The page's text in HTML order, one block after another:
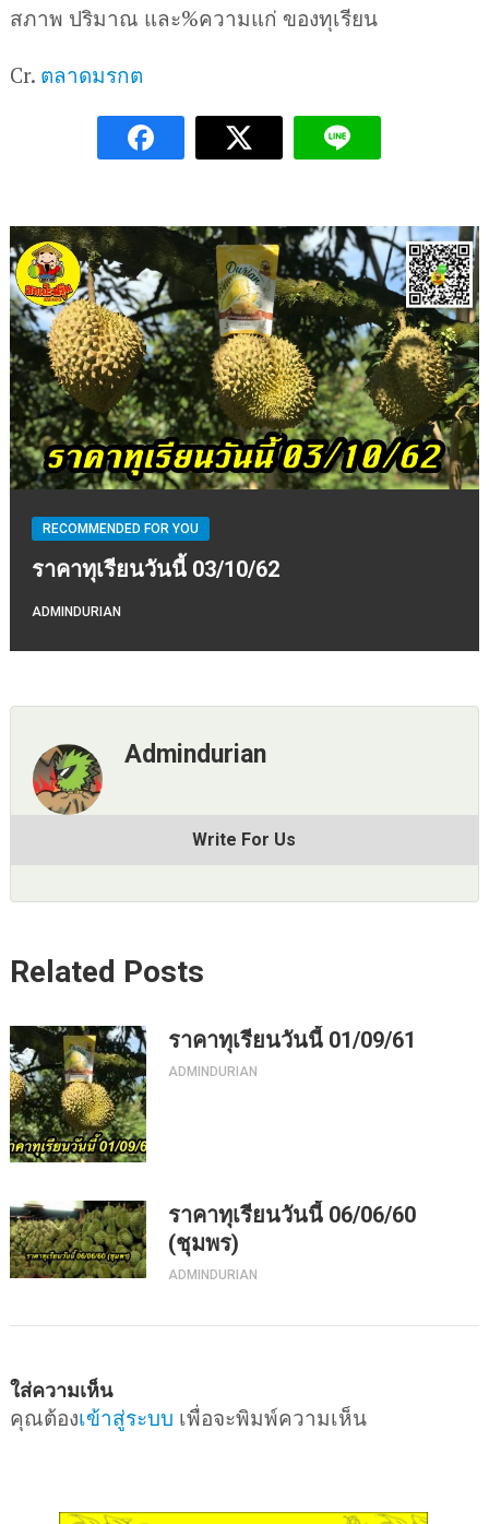
สภาพ ปริมาณ และ%ความแก่ ของทุเรียน
Cr. ตลาดมรกต
RECOMMENDED FOR YOU
ราคาทุเรียนวันนี้ 03/10/62
ADMINDURIAN
Admindurian
Write For Us
Related Posts
ราคาทุเรียนวันนี้ 01/09/61
ADMINDURIAN
ราคาทุเรียนวันนี้ 06/06/60
(ชุมพร)
ADMINDURIAN
ใส่ความเห็น
คุณต้องเข้าสู่ระบบ เพื่อจะพิมพ์ความเห็น